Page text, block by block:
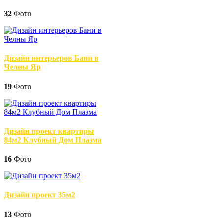
32 Фото
Дизайн интерьеров Бани в
Челны Яр
19 Фото
Дизайн проект квартиры
84м2 Клубный Дом Плазма
16 Фото
Дизайн проект 35м2
13 Фото